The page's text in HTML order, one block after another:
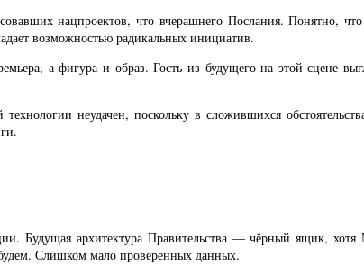
нацпроектов, что вчерашнего Послания. Понятно,
возможностью радикальных инициатив.
а фигура и образ. Гость из будущего на этой сцене
неудачен, поскольку в сложившихся
Будущая архитектура Правительства — чёрный ящик,
Слишком мало проверенных данных.